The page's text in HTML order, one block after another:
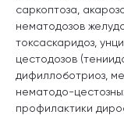
саркоптоза,
нематодозов
токсаскаридоз,
цестодозов
дифиллоботриоз,
нематодо-
профилактики